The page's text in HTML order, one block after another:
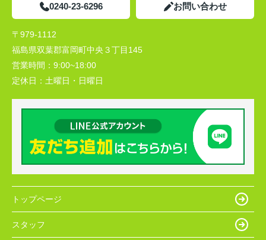
0240-23-6296 お問い合わせ
〒979-1112
福島県双葉郡富岡町中央３丁目145
営業時間： 9:00~18:00
定休日： 土曜日・日曜日
トップページ
スタッフ